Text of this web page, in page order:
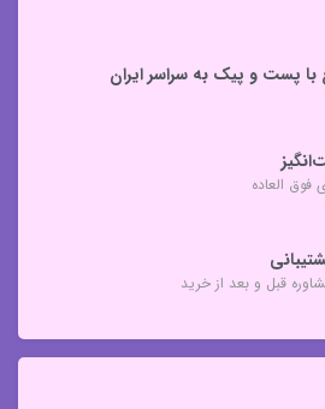
با پست و پیک به سراسر ایران
العاده
قبل و بعد از خرید